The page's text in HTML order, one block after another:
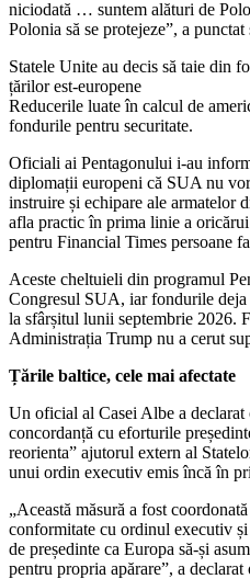
niciodată … suntem alături de
Polonia să se protejeze”, a
Statele Unite au decis să taie din
țărilor est-europene
Reducerile luate în calcul de
fondurile pentru securitate.
Oficiali ai Pentagonului i-au
diplomații europeni că SUA nu
instruire și echipare ale armatelor
afla practic în prima linie a
pentru Financial Times persoane
Aceste cheltuieli din programul
Congresul SUA, iar fondurile
la sfârșitul lunii septembrie 2026.
Administrația Trump nu a cerut
Țările baltice, cele mai afectate
Un oficial al Casei Albe a declarat
concordanță cu eforturile
reorienta” ajutorul extern al
unui ordin executiv emis încă în
„Această măsură a fost
conformitate cu ordinul executiv
de președinte ca Europa să-și
pentru propria apărare”, a